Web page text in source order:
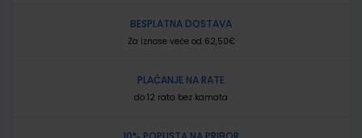
BESPLATNA DOSTAVA
Za iznose veće od 62,50€
PLAĆANJE NA RATE
do 12 rata bez kamata